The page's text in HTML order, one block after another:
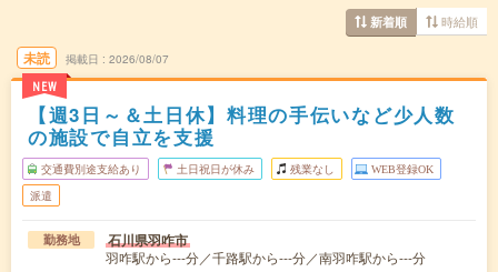
新着順 時給順
未読
NEW
掲載日 2026/08/07
【週3日～＆土日休】料理の手伝いなど少人数
の施設で自立を支援
交通費別途支給あり 土日祝日が休み 残業なし WEB登録OK
派遣
勤務地 石川県羽咋市
羽咋駅から---分／千路駅から---分／南羽咋駅から---分